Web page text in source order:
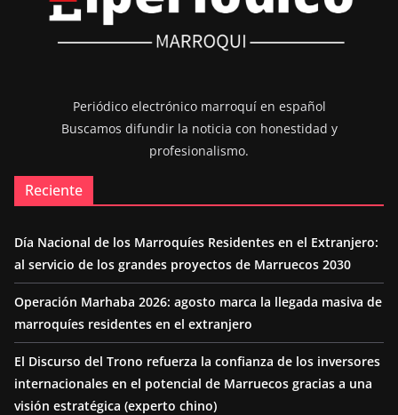
Periódico electrónico marroquí en español
Buscamos difundir la noticia con honestidad y
profesionalismo.
Reciente
Día Nacional de los Marroquíes Residentes en el Extranjero:
al servicio de los grandes proyectos de Marruecos 2030
Operación Marhaba 2026: agosto marca la llegada masiva de
marroquíes residentes en el extranjero
El Discurso del Trono refuerza la confianza de los inversores
internacionales en el potencial de Marruecos gracias a una
visión estratégica (experto chino)